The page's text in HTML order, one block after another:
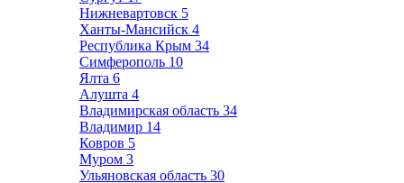
Нижневартовск 5
Ханты-Мансийск 4
Республика Крым 34
Симферополь 10
Ялта 6
Алушта 4
Владимирская область 34
Владимир 14
Ковров 5
Муром 3
Ульяновская область 30